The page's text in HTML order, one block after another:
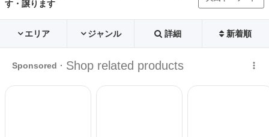
す・譲ります
エリア ジャンル 詳細 新着順